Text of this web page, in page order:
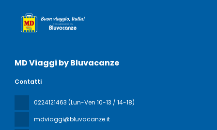
MD Viaggi by Bluvacanze
Contatti
0224121463 (Lun-Ven 10-13 / 14-18)
mdviaggi@bluvacanze.it